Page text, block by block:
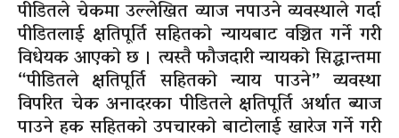
पीडितले चेकमा उल्लेखित व्याज नपाउने व्यवस्थाले गर्दा
पीडितलाई क्षतिपूर्ति सहितको न्यायबाट वञ्चित गर्ने गरी
विधेयक आएको छ । त्यस्तै फौजदारी न्यायको सिद्धान्तमा
“पीडितले क्षतिपूर्ति सहितको न्याय पाउने” व्यवस्था
विपरित चेक अनादरका पीडितले क्षतिपूर्ति अर्थात ब्याज
पाउने हक सहितको उपचारको बाटोलाई खारेज गर्ने गरी